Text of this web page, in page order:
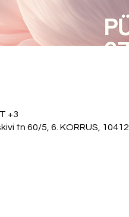
+3
tn 60/5, 6. KORRUS,